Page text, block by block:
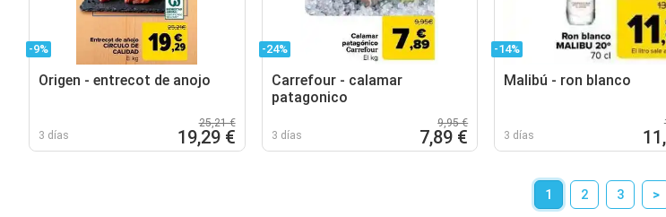
-9%
Origen - entrecot de anojo
3 días
25,21 €
19,29 €
-24%
Carrefour - calamar
patagonico
3 días
9,95 €
7,89 €
-14%
Malibú - ron blanco
3 días
1 2 3 >